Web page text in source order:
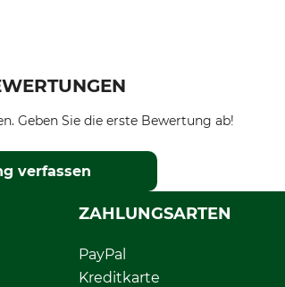
Geben Sie die erste Bewertung ab!
verfassen
ZAHLUNGSARTEN
PayPal
Kreditkarte